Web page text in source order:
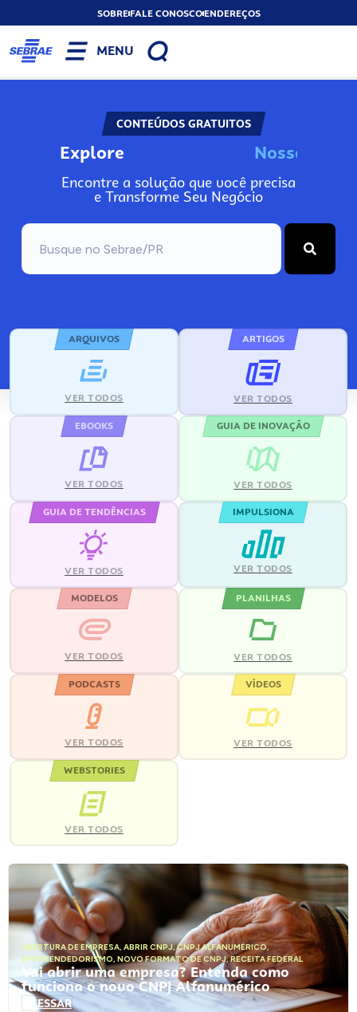
SOBREFALE CONOSCOENDEREÇOS
MENU
CONTEÚDOS GRATUITOS
Explore Nosso
Encontre a solução que você precisa
e Transforme Seu Negócio
ARQUIVOS
VER TODOS
ARTIGOS
VER TODOS
EBOOKS
VER TODOS
GUIA DE INOVAÇÃO
VER TODOS
GUIA DE TENDÊNCIAS
VER TODOS
IMPULSIONA
VER TODOS
MODELOS
VER TODOS
PLANILHAS
VER TODOS
PODCASTS
VER TODOS
VÍDEOS
VER TODOS
WEBSTORIES
VER TODOS
ABERTURA DE EMPRESA, ABRIR CNPJ,CNPJ ALFANUMÉRICO,
EMPREENDEDORISMO, NOVO FORMATO DE CNPJ,RECEITA FEDERAL
Vai abrir uma empresa? Entenda como
funciona o novo CNPJ Alfanumérico
ACESSAR